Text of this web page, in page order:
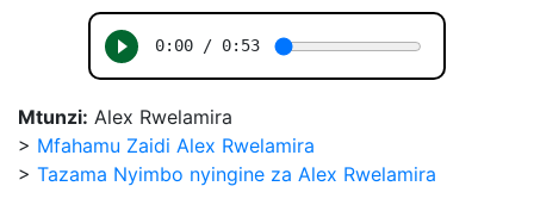
Mtunzi: Alex Rwelamira
> Mfahamu Zaidi Alex Rwelamira
> Tazama Nyimbo nyingine za Alex Rwelamira